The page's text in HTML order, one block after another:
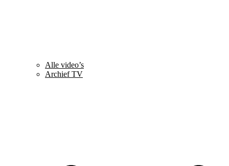
Alle video’s
Archief TV